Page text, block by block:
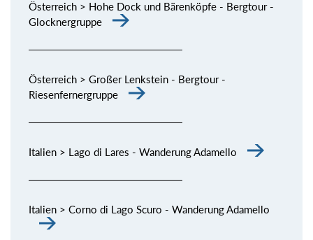
Österreich > Hohe Dock und Bärenköpfe - Bergtour -
Glocknergruppe
Österreich > Großer Lenkstein - Bergtour -
Riesenfernergruppe
Italien > Lago di Lares - Wanderung Adamello
Italien > Corno di Lago Scuro - Wanderung Adamello